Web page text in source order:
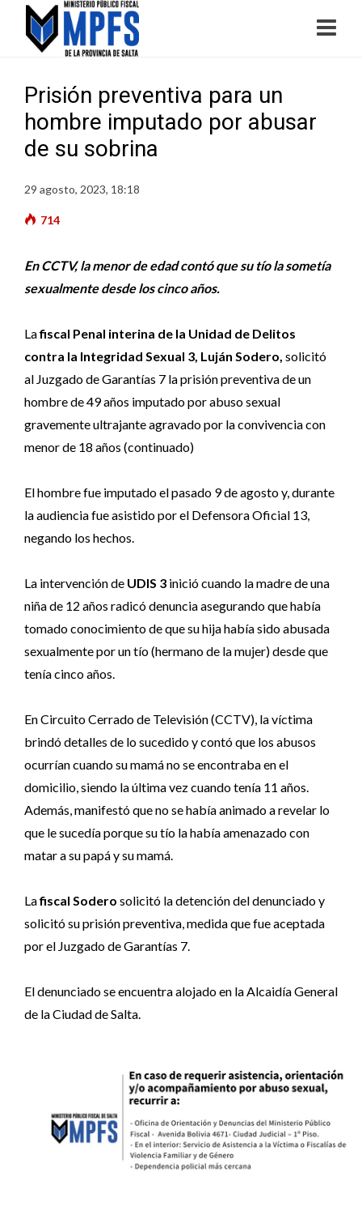
Prisión preventiva para un
hombre imputado por abusar
de su sobrina
29 agosto, 2023, 18:18
714
En CCTV, la menor de edad contó que su tío la sometía
sexualmente desde los cinco años.
Lafiscal Penal interina de la Unidad de Delitos
contra la Integridad Sexual 3, Luján Sodero, solicitó
al Juzgado de Garantías 7 la prisión preventiva de un
hombre de 49 años imputado por abuso sexual
gravemente ultrajante agravado por la convivencia con
menor de 18 años (continuado)
El hombre fue imputado el pasado 9 de agosto y, durante
la audiencia fue asistido por el Defensora Oficial 13,
negando los hechos.
La intervención de UDIS 3 inició cuando la madre de una
niña de 12 años radicó denuncia asegurando que había
tomado conocimiento de que su hija había sido abusada
sexualmente por un tío (hermano de la mujer) desde que
tenía cinco años.
En Circuito Cerrado de Televisión (CCTV), la víctima
brindó detalles de lo sucedido y contó que los abusos
ocurrían cuando su mamá no se encontraba en el
domicilio, siendo la última vez cuando tenía 11 años.
Además, manifestó que no se había animado a revelar lo
que le sucedía porque su tío la había amenazado con
matar a su papá y su mamá.
Lafiscal Sodero solicitó la detención del denunciado y
solicitó su prisión preventiva, medida que fue aceptada
por el Juzgado de Garantías 7.
El denunciado se encuentra alojado en la Alcaidía General
de la Ciudad de Salta.